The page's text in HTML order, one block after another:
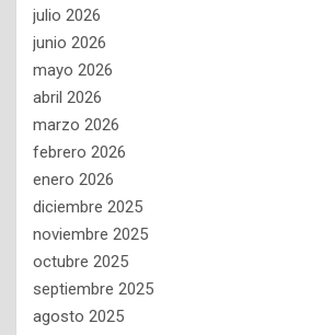
julio 2026
junio 2026
mayo 2026
abril 2026
marzo 2026
febrero 2026
enero 2026
diciembre 2025
noviembre 2025
octubre 2025
septiembre 2025
agosto 2025